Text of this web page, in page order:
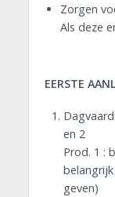
Zorgen
Als deze
EERSTE
en 2
Prod. 1 :
geven)